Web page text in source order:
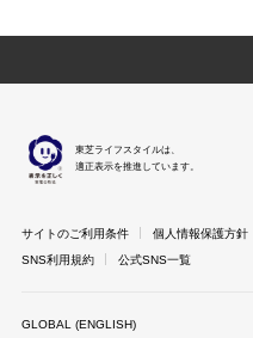
東芝ライフスタイルは、
適正表示を推進しています。
サイトのご利用条件 個人情報保護方針
SNS利用規約
公式SNS一覧
GLOBAL (ENGLISH)